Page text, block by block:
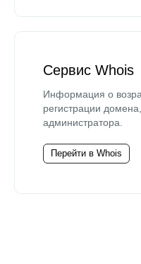
Сервис Whois
Информация о
регистрации
администратора.
Перейти в Whois